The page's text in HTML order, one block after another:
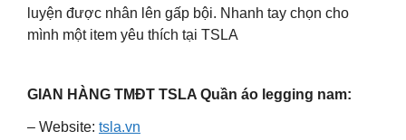
luyện được nhân lên gấp bội. Nhanh tay chọn cho
mình một item yêu thích tại TSLA
GIAN HÀNG TMĐT TSLA Quần áo legging nam:
– Website: tsla.vn